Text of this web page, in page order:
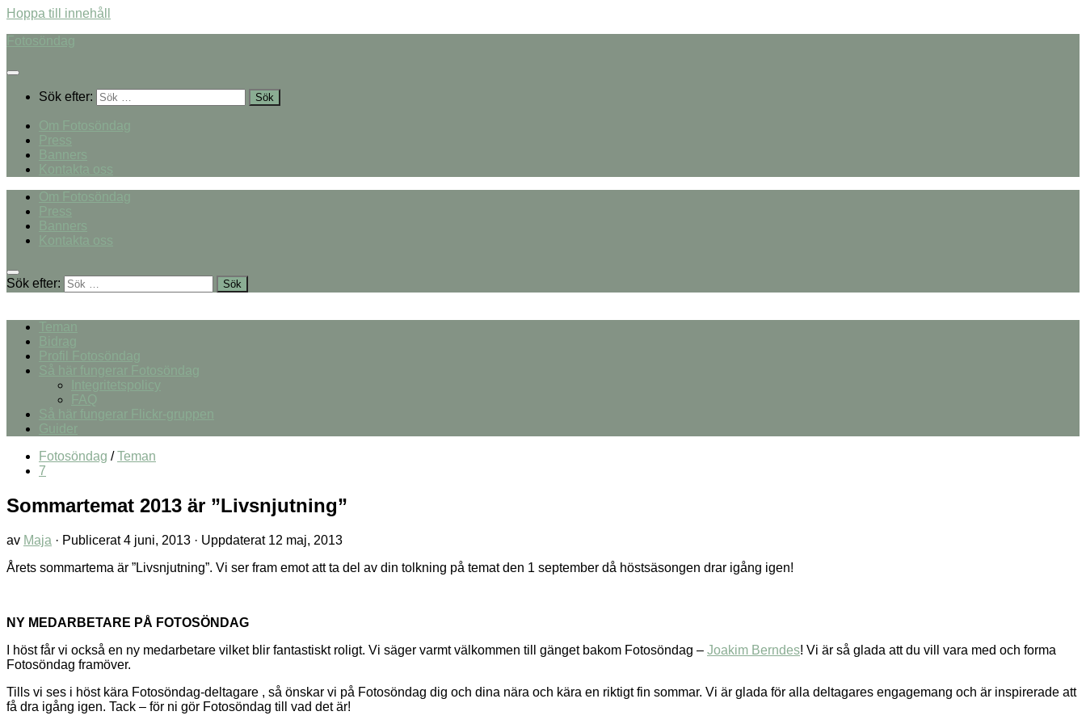
Hoppa till innehåll
Fotosöndag
Sök efter:
Om Fotosöndag
Press
Banners
Kontakta oss
Om Fotosöndag
Press
Banners
Kontakta oss
Sök efter:
Teman
Bidrag
Profil Fotosöndag
Så här fungerar Fotosöndag
Integritetspolicy
FAQ
Så här fungerar Flickr-gruppen
Guider
Fotosöndag / Teman
7
Sommartemat 2013 är ”Livsnjutning”
av Maja · Publicerat4 juni, 2013 · Uppdaterat 12 maj, 2013
Årets sommartema är ”Livsnjutning”. Vi ser fram emot att ta del av din tolkning på temat den 1 september då höstsäsongen drar igång igen!
NY MEDARBETARE PÅ FOTOSÖNDAG
I höst får vi också en ny medarbetare vilket blir fantastiskt roligt. Vi säger varmt välkommen till gänget bakom Fotosöndag – Joakim Berndes! Vi är så glada att du vill vara med och forma
Fotosöndag framöver.
Tills vi ses i höst kära Fotosöndag-deltagare , så önskar vi på Fotosöndag dig och dina nära och kära en riktigt fin sommar. Vi är glada för alla deltagares engagemang och är inspirerade att
få dra igång igen. Tack – för ni gör Fotosöndag till vad det är!